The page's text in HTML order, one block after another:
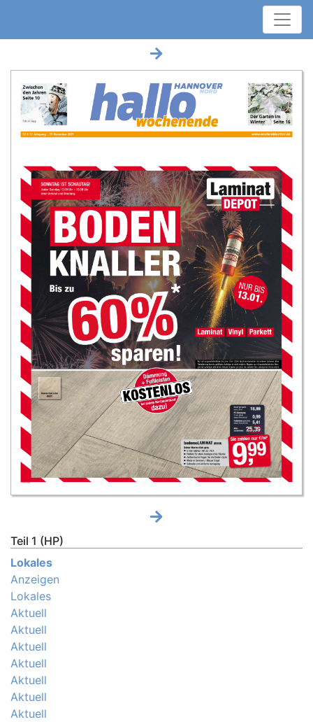
Teil 1 (HP)
Lokales
Anzeigen
Lokales
Aktuell
Aktuell
Aktuell
Aktuell
Aktuell
Aktuell
Aktuell